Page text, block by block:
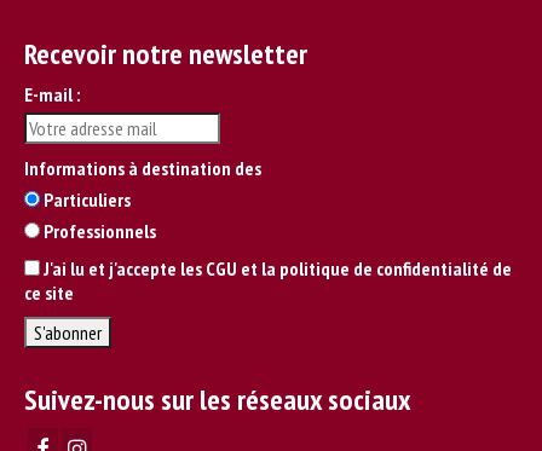
Recevoir notre newsletter
E-mail :
Informations à destination des
Particuliers
Professionnels
J'ai lu et j'accepte les CGU et la politique de confidentialité de
ce site
Suivez-nous sur les réseaux sociaux